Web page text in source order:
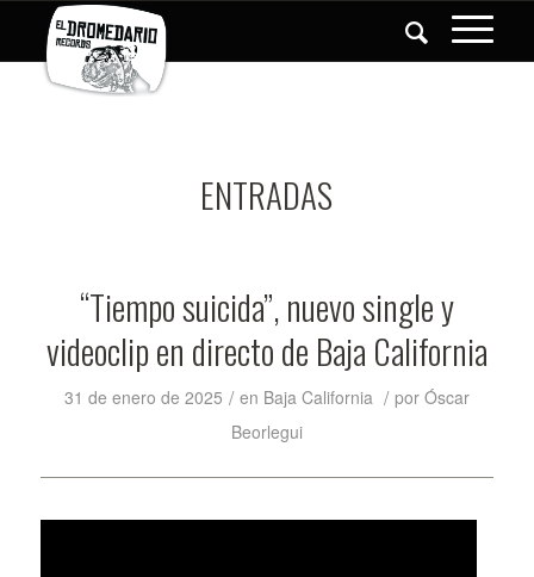
ENTRADAS
“Tiempo suicida”, nuevo single y
videoclip en directo de Baja California
31 de enero de 2025 / en Baja California / por Óscar
Beorlegui